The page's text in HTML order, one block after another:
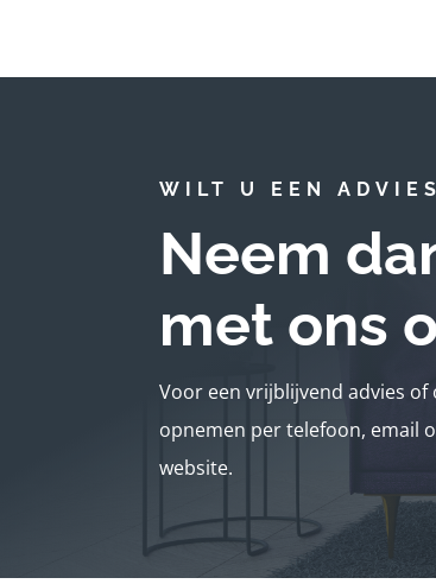
WILT U EEN
Neem
met ons
Voor een vrijblijvend advies
opnemen per telefoon, email
website.